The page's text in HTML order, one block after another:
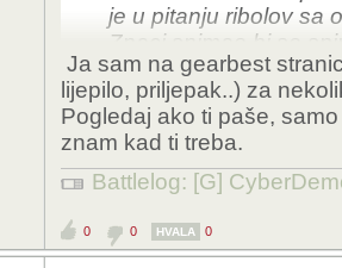
je u pitanju ribolov sa
Znaci snimao bi se
morski ribolov i
Hvala puno na
LP !
Ja sam na gearbest
lijepilo, priljepak..) za
Pogledaj ako ti paše,
znam kad ti treba.
Battlelog: [G]
0 0 HVALA 0